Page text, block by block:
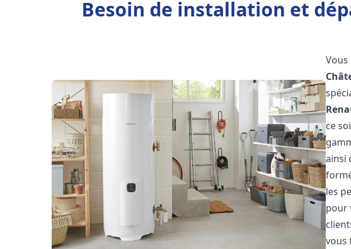
Besoin de installation et
ce
ainsi
les
pour
vous